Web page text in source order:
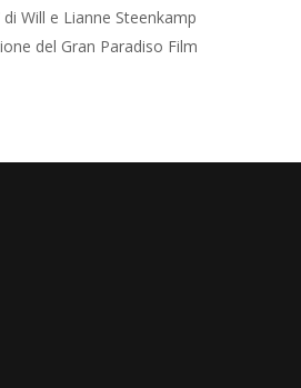
Will e Lianne Steenkamp
del Gran Paradiso Film